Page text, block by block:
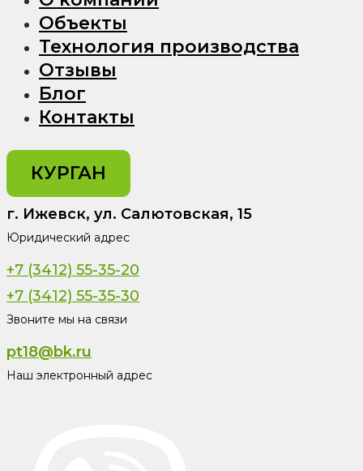
Объекты
Технология производства
Отзывы
Блог
Контакты
КУРГАН
г. Ижевск, ул. Салютовская, 15
Юридический адрес
+7 (3412) 55-35-20
+7 (3412) 55-35-30
Звоните мы на связи
pt18@bk.ru
Наш электронный адрес